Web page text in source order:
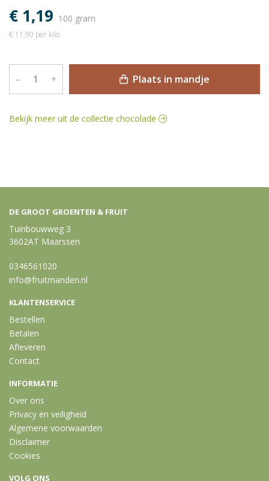
€ 1,19 100 gram
€ 11,90 per kilo
– + Plaats in mandje
Bekijk meer uit de collectie chocolade
DE GROOT GROENTEN & FRUIT
Tuinbouwweg 3
3602AT Maarssen
0346561020
info@fruitmanden.nl
KLANTENSERVICE
Bestellen
Betalen
Afleveren
Contact
INFORMATIE
Over ons
Privacy en veiligheid
Algemene voorwaarden
Disclaimer
Cookies
VOLG ONS